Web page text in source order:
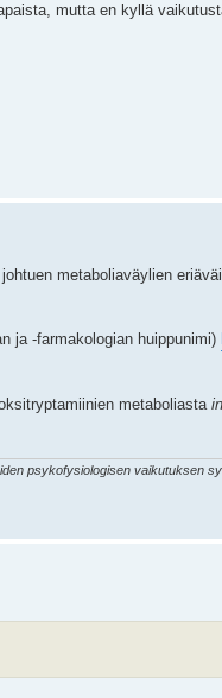
mutta en kyllä
metaboliaväylien
ja -farmakologian huippunimi)
metaboliasta
psykofysiologisen vaikutuksen